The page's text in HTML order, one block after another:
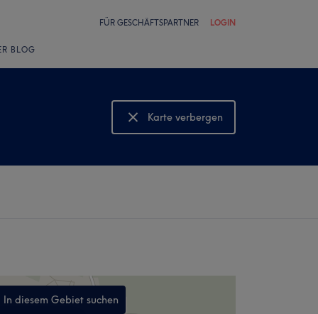
FÜR GESCHÄFTSPARTNER LOGIN
BLOG
Karte verbergen
Karte anzeigen
In diesem Gebiet suchen